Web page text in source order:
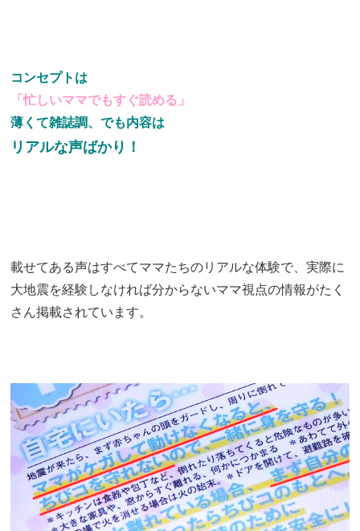
コンセプトは
「忙しいママでもすぐ読める」
薄くて雑誌調、でも内容は
リアルな声ばかり！
載せてある声はすべてママたちのリアルな体験で、実際に
大地震を経験しなければ分からないママ視点の情報がたく
さん掲載されています。